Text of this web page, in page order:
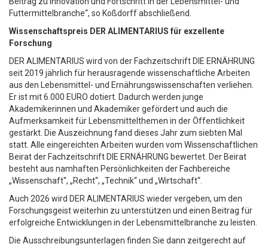
Futtermittelbranche“, so Koßdorff abschließend.
Wissenschaftspreis DER ALIMENTARIUS für exzellente
Forschung
DER ALIMENTARIUS wird von der Fachzeitschrift DIE ERNÄHRUNG
seit 2019 jährlich für herausragende wissenschaftliche Arbeiten
aus den Lebensmittel- und Ernährungswissenschaften verliehen.
Er ist mit 6.000 EURO dotiert. Dadurch werden junge
Akademikerinnen und Akademiker gefördert und auch die
Aufmerksamkeit für Lebensmittelthemen in der Öffentlichkeit
gestärkt. Die Auszeichnung fand dieses Jahr zum siebten Mal
statt. Alle eingereichten Arbeiten wurden vom Wissenschaftlichen
Beirat der Fachzeitschrift DIE ERNÄHRUNG bewertet. Der Beirat
besteht aus namhaften Persönlichkeiten der Fachbereiche
„Wissenschaft“, „Recht“, „Technik“ und „Wirtschaft“.
Auch 2026 wird DER ALIMENTARIUS wieder vergeben, um den
Forschungsgeist weiterhin zu unterstützen und einen Beitrag für
erfolgreiche Entwicklungen in der Lebensmittelbranche zu leisten.
Die Ausschreibungsunterlagen finden Sie dann zeitgerecht auf